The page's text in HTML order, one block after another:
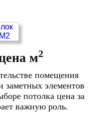
м2
помещения
элементов
потолка цена за
важную роль.